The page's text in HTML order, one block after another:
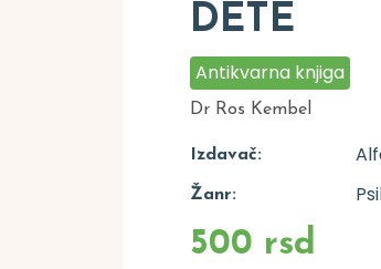
DETE
Antikvarna knjiga
Dr Ros Kembel
Izdavač:
Žanr:
500 rsd